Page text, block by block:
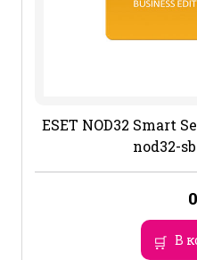
ESET NOD32 Smart
nod32-
0
В